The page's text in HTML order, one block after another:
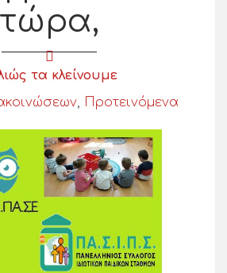
τώρα,
τα κλείνουμε
, Προτεινόμενα